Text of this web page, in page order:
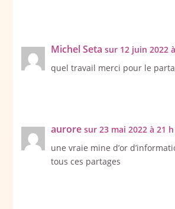
Michel Seta sur 12 juin 2022
quel travail merci pour le
aurore sur 23 mai 2022 à 21
une vraie mine d’or
tous ces partages